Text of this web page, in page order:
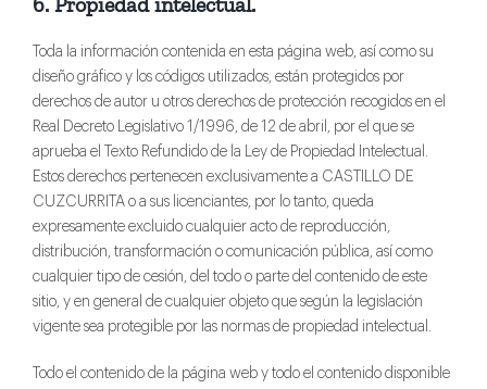
Toda la información contenida en esta página web, así como su
diseño gráfico y los códigos utilizados, están protegidos por
derechos de autor u otros derechos de protección recogidos en el
Real Decreto Legislativo 1/1996, de 12 de abril, por el que se
aprueba el Texto Refundido de la Ley de Propiedad Intelectual.
Estos derechos pertenecen exclusivamente a CASTILLO DE
CUZCURRITA o a sus licenciantes, por lo tanto, queda
expresamente excluido cualquier acto de reproducción,
distribución, transformación o comunicación pública, así como
cualquier tipo de cesión, del todo o parte del contenido de este
sitio, y en general de cualquier objeto que según la legislación
vigente sea protegible por las normas de propiedad intelectual.
Todo el contenido de la página web y todo el contenido disponible